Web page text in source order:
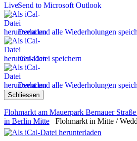
Send to Microsoft Outlook
Event und alle Wiederholungen
iCal-Datei speichern
Event und alle Wiederholungen
Schliessen
Flohmarkt am Mauerpark Bernauer
in Berlin Mitte Flohmarkt in Mitte /